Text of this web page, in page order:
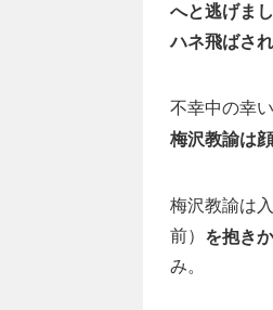
へと逃げま
ハネ飛ばさ
不幸中の幸い
梅沢教諭は
梅沢教諭は
前） を抱き
み。